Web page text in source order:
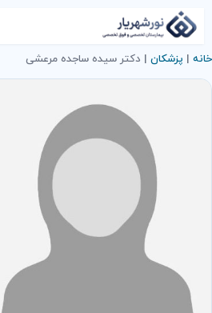
خانه | پزشکان | دكتر سیده ساجده مرعشی